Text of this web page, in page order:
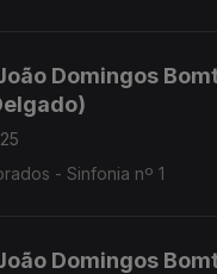
Domingos
- Sinfonia nº 1
Domingos